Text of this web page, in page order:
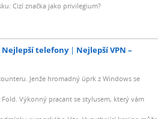
Cizí značka jako privilegium?
Nejlepší telefony
Nejlepší VPN –
Jenže hromadný úprk z Windows se
Výkonný pracant se stylusem, který vám